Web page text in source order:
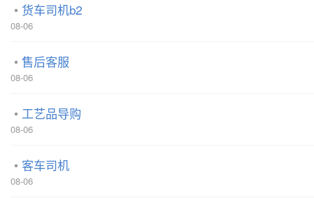
货车司机b2
08-06
售后客服
08-06
工艺品导购
08-06
客车司机
08-06